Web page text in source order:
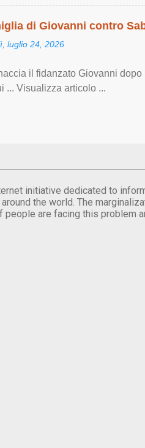
di Giovanni contro
luglio 24, 2026
il fidanzato Giovanni
... Visualizza articolo ...
initiative dedicated to
the world. The
are facing this problem